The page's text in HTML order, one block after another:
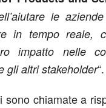
le
in tempo reale,
impatto nelle
gli altri stakeholder“.
chiamate a